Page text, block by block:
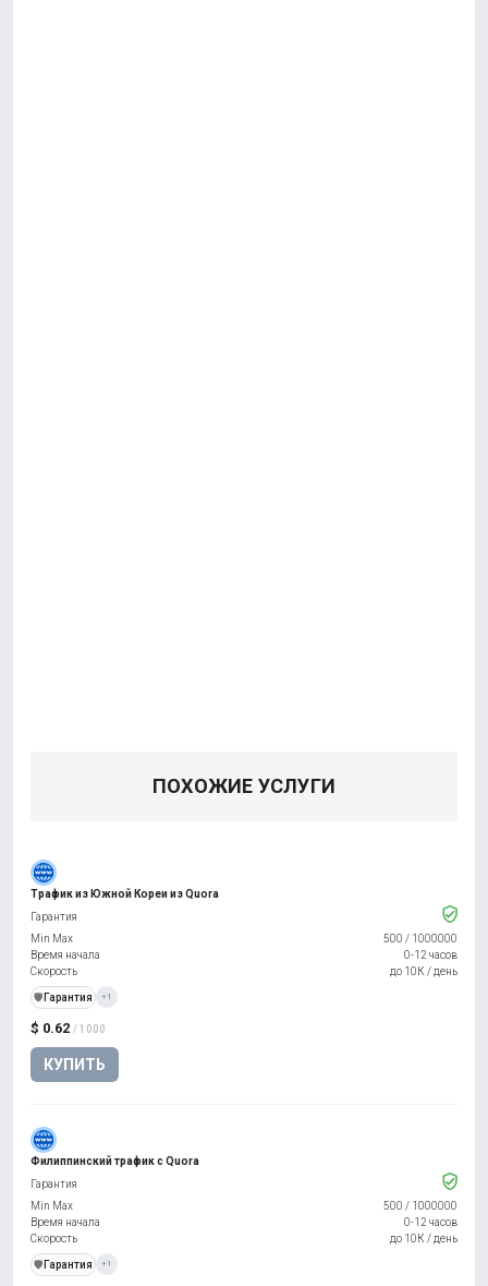
ПОХОЖИЕ УСЛУГИ
Трафик из Южной Кореи из Quora
$ 0.62 / 1000
КУПИТЬ
Гарантия
Min Max
500 / 1000000
Время начала
0-12 часов
Скорость
до 10К / день
️🛡️ Гарантия +1
Филиппинский трафик с Quora
Гарантия
Min Max
500 / 1000000
Время начала
0-12 часов
Скорость
до 10К / день
️🛡️ Гарантия +1